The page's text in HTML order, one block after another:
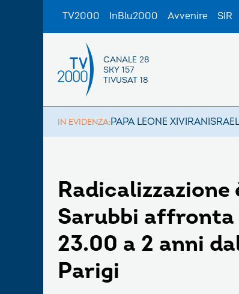
TV2000 InBlu2000 Avvenire SIR
CANALE 28
SKY 157
TIVUSAT 18
IN EVIDENZA:PAPA LEONE XIVIRAN
Sarubbi affronta
23.00 a 2 anni
Parigi